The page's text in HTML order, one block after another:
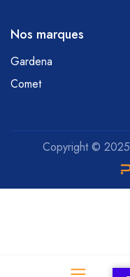
Nos marques
Gardena
Comet
Copyright © 2025